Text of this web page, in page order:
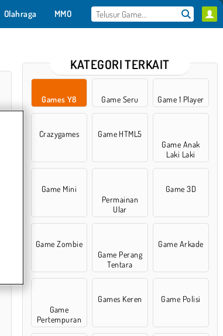
Olahraga MMO
KATEGORI TERKAIT
Games Y8 Game Seru Game 1 Player
Crazygames
Game HTML5
Game Anak
Laki Laki
Game Mini
Permainan
Ular
Game 3D
Game Zombie
Game Perang
Tentara
Game Arkade
Game
Pertempuran
Games Keren Game Polisi